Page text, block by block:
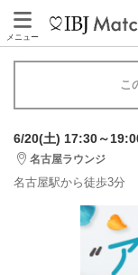
メニュー
こ
6/20(土) 17:30～
名古屋ラウンジ
名古屋駅から徒歩3分